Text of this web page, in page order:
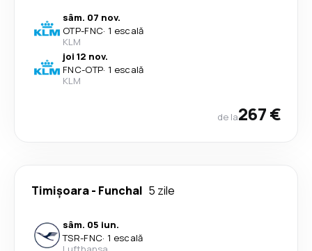
sâm. 07 nov.
OTP-FNC· 1 escală
KLM
joi 12 nov.
FNC-OTP· 1 escală
KLM
de la267 €
Timișoara- Funchal 5 zile
sâm. 05 iun.
TSR-FNC· 1 escală